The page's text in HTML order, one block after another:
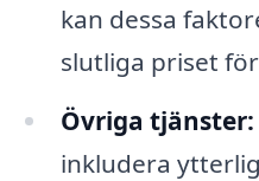
kan dessa
slutliga priset
Övriga tjänster:
inkludera